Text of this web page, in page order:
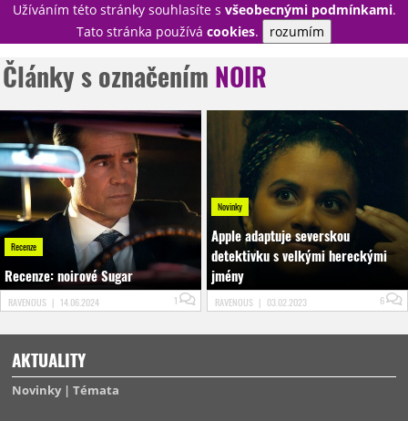
Užíváním této stránky souhlasíte s všeobecnými podmínkami.
Tato stránka používá cookies. rozumím
PŘIHLÁSIT
NOVINKY
TÉMATA
RECENZE
EPIZODY
KULT
TRAILERY
GALERIE
DISKUZE
STATISTIKY
TIRÁŽ
Články s označením NOIR
Recenze
Recenze: noirové Sugar
RAVENOUS | 14.06.2024 1
Novinky
Apple adaptuje severskou
detektivku s velkými hereckými
jmény
RAVENOUS | 03.02.2023 6
AKTUALITY
Novinky Témata